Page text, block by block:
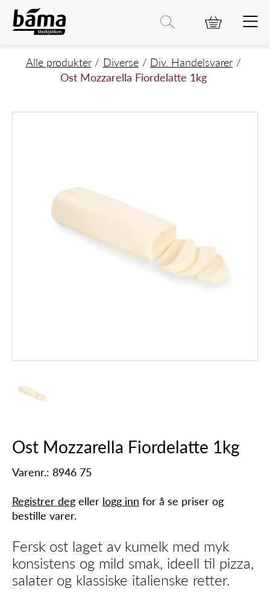
Ost Mozzarella Fiordelatte 1kg
Hovedinnhold
Hovedmeny
Hovedmeny
Alle produkter Diverse
Div. Handelsvarer
Ost Mozzarella Fiordelatte 1kg
Ost Mozzarella Fiordelatte 1kg
Varenr.: 8946 75
Registrer deg eller logg inn for å se priser og
bestille varer.
Fersk ost laget av kumelk med myk
konsistens og mild smak, ideell til pizza,
salater og klassiske italienske retter.